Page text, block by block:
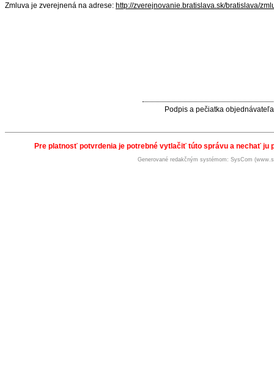
Zmluva je zverejnená na adrese: http://zverejnovanie.bratislava.sk/bratislava/
Podpis a pečiatka objednávateľa
Pre platnosť potvrdenia je potrebné vytlačiť túto správu a nechať ju
Generované redakčným systémom: SysCom